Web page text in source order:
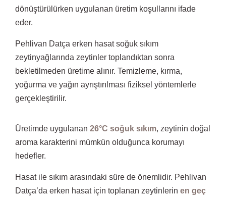
dönüştürülürken uygulanan üretim koşullarını ifade
eder.
Pehlivan Datça erken hasat soğuk sıkım
zeytinyağlarında zeytinler toplandıktan sonra
bekletilmeden üretime alınır. Temizleme, kırma,
yoğurma ve yağın ayrıştırılması fiziksel yöntemlerle
gerçekleştirilir.
Üretimde uygulanan 26°C soğuk sıkım, zeytinin doğal
aroma karakterini mümkün olduğunca korumayı
hedefler.
Hasat ile sıkım arasındaki süre de önemlidir. Pehlivan
Datça’da erken hasat için toplanan zeytinlerin en geç